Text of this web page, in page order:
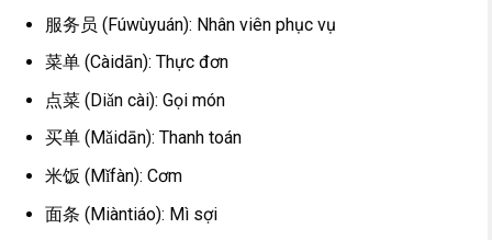
服务员 (Fúwùyuán): Nhân viên phục vụ
菜单 (Càidān): Thực đơn
点菜 (Diǎn cài): Gọi món
买单 (Mǎidān): Thanh toán
米饭 (Mǐfàn): Cơm
面条 (Miàntiáo): Mì sợi